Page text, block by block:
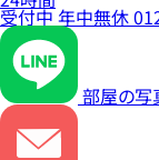
受付中年中無休
部屋の写